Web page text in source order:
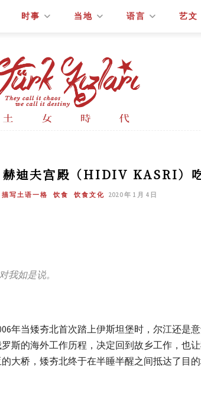
时事 当地 语言 艺文
赫迪夫宫殿（HIDIV KASRI）
描写土语一格 饮食 饮食文化 2020 年 1 月 4 日
我如是说。
年当矮夯北首次踏上伊斯坦堡时，尔江还是
斯的海外工作历程，决定回到故乡工作，也
大桥，矮夯北终于在半睡半醒之间抵达了目